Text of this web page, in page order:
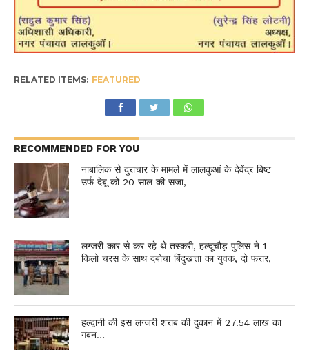
RELATED ITEMS: FEATURED
RECOMMENDED FOR YOU
नाबालिक से दुराचार के मामले में लालकुआं के देवेंद्र बिष्ट
उर्फ देबू को 20 साल की सजा,
लग्जरी कार से कर रहे थे तस्करी, हल्दूचौड़ पुलिस ने 1
किलो चरस के साथ दबोचा बिंदुखत्ता का युवक, दो फरार,
हल्द्वानी की इस लग्जरी शराब की दुकान में 27.54 लाख का
गबन…